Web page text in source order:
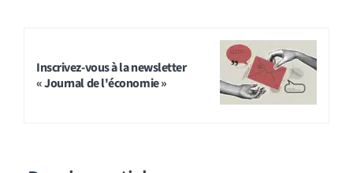
Inscrivez-vous à la newsletter
« Journal de l'économie »